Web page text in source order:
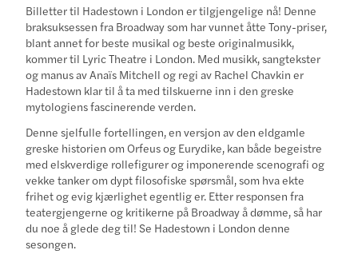
Billetter til Hadestown i London er tilgjengelige nå! Denne
braksuksessen fra Broadway som har vunnet åtte Tony-priser,
blant annet for beste musikal og beste originalmusikk,
kommer til Lyric Theatre i London. Med musikk, sangtekster
og manus av Anaïs Mitchell og regi av Rachel Chavkin er
Hadestown klar til å ta med tilskuerne inn i den greske
mytologiens fascinerende verden.
Denne sjelfulle fortellingen, en versjon av den eldgamle
greske historien om Orfeus og Eurydike, kan både begeistre
med elskverdige rollefigurer og imponerende scenografi og
vekke tanker om dypt filosofiske spørsmål, som hva ekte
frihet og evig kjærlighet egentlig er. Etter responsen fra
teatergjengerne og kritikerne på Broadway å dømme, så har
du noe å glede deg til! Se Hadestown i London denne
sesongen.